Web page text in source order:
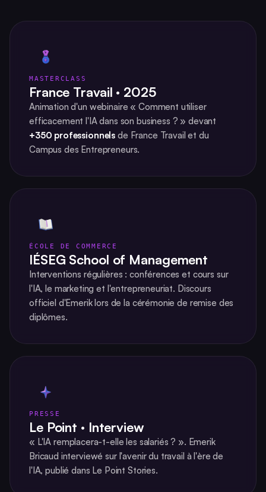
MASTERCLASS
France Travail · 2025
Animation d'un webinaire « Comment utiliser
efficacement l'IA dans son business ? » devant
+350 professionnels de France Travail et du
Campus des Entrepreneurs.
ÉCOLE DE COMMERCE
IÉSEG School of Management
Interventions régulières : conférences et cours sur
l'IA, le marketing et l'entrepreneuriat. Discours
officiel d'Emerik lors de la cérémonie de remise des
diplômes.
PRESSE
Le Point · Interview
« L'IA remplacera-t-elle les salariés ? ». Emerik
Bricaud interviewé sur l'avenir du travail à l'ère de
l'IA, publié dans Le Point Stories.